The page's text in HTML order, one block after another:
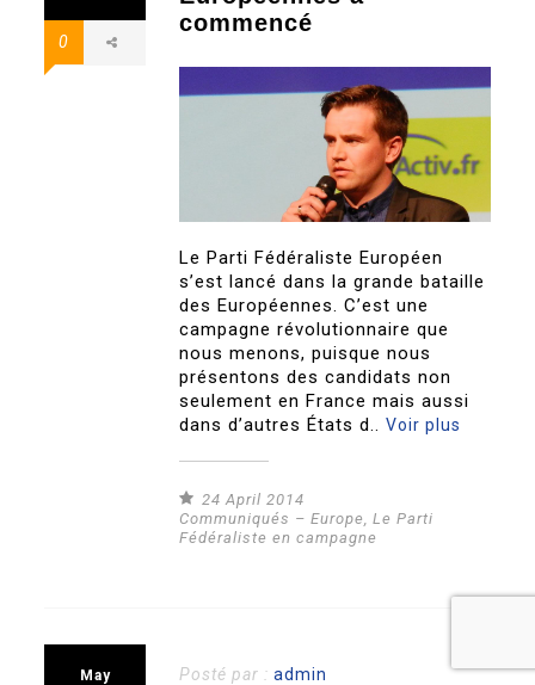
0
commencé
Le Parti Fédéraliste Européen
s’est lancé dans la grande bataille
des Européennes. C’est une
campagne révolutionnaire que
nous menons, puisque nous
présentons des candidats non
seulement en France mais aussi
dans d’autres États d..Voir plus
24 April 2014
Communiqués – Europe,Le Parti
Fédéraliste en campagne
May Posté par :admin